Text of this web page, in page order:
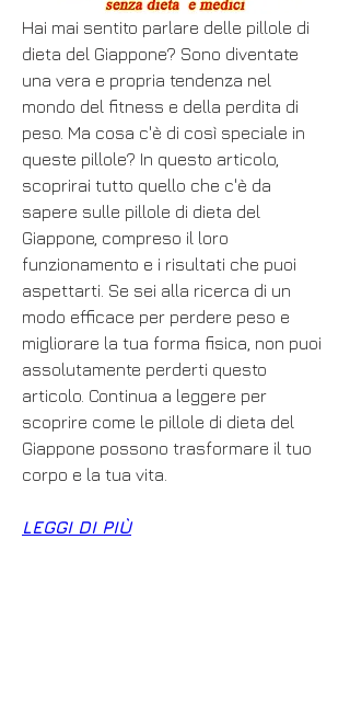
Hai mai sentito parlare delle pillole di
dieta del Giappone? Sono diventate
una vera e propria tendenza nel
mondo del fitness e della perdita di
peso. Ma cosa c'è di così speciale in
queste pillole? In questo articolo,
scoprirai tutto quello che c'è da
sapere sulle pillole di dieta del
Giappone, compreso il loro
funzionamento e i risultati che puoi
aspettarti. Se sei alla ricerca di un
modo efficace per perdere peso e
migliorare la tua forma fisica, non puoi
assolutamente perderti questo
articolo. Continua a leggere per
scoprire come le pillole di dieta del
Giappone possono trasformare il tuo
corpo e la tua vita.
LEGGI DI PIÙ